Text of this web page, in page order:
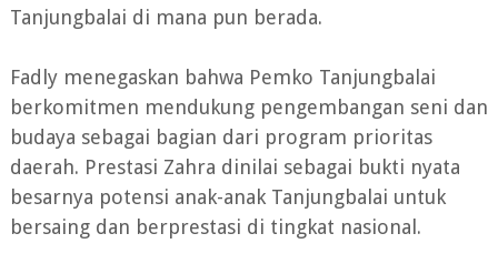
Tanjungbalai di mana pun berada.
Fadly menegaskan bahwa Pemko Tanjungbalai
berkomitmen mendukung pengembangan seni dan
budaya sebagai bagian dari program prioritas
daerah. Prestasi Zahra dinilai sebagai bukti nyata
besarnya potensi anak-anak Tanjungbalai untuk
bersaing dan berprestasi di tingkat nasional.